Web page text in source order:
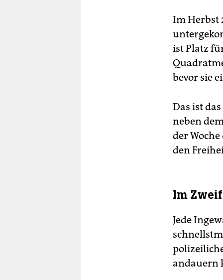
Im Herbst
ist Platz
bevor sie
Das ist
neben
der
den
Im
Jede
andauern